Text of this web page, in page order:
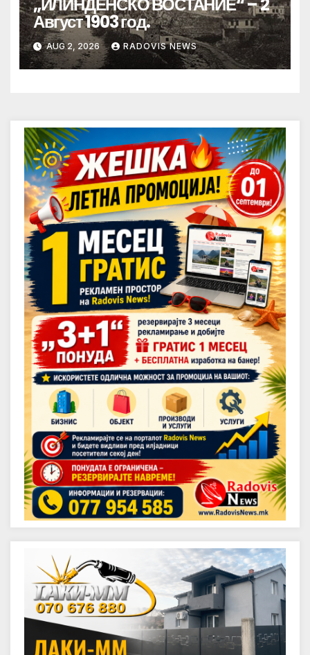
Август 1903 год.
AUG 2, 2026 RADOVIS NEWS